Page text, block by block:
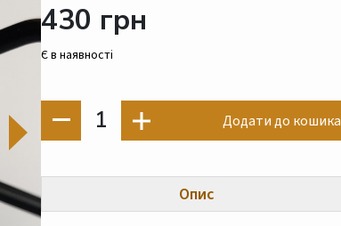
430 грн
Є в наявності
1 Додати до кошика
Опис